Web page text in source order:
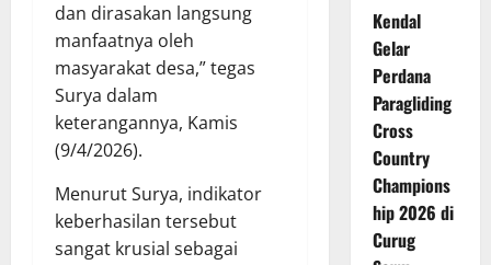
dan dirasakan langsung
manfaatnya oleh
masyarakat desa,” tegas
Surya dalam
keterangannya, Kamis
(9/4/2026).
Menurut Surya, indikator
keberhasilan tersebut
sangat krusial sebagai
Kendal
Gelar
Perdana
Paragliding
Cross
Country
Champions
hip 2026 di
Curug